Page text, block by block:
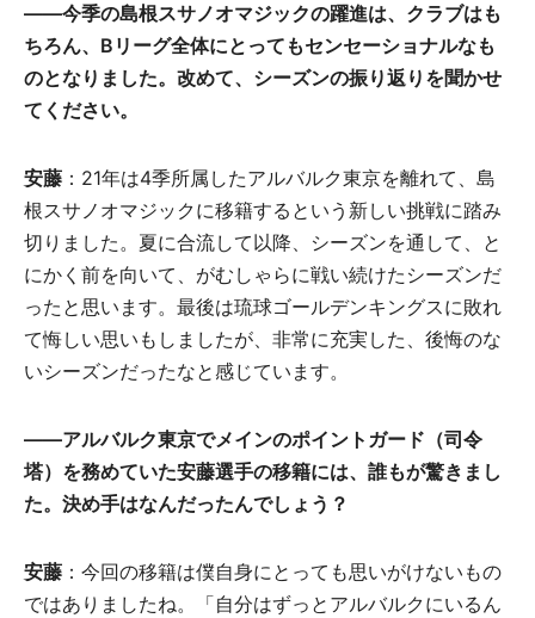
――今季の島根スサノオマジックの躍進は、クラブはも
ちろん、Bリーグ全体にとってもセンセーショナルなも
のとなりました。改めて、シーズンの振り返りを聞かせ
てください。
安藤 ：21年は4季所属したアルバルク東京を離れて、島
根スサノオマジックに移籍するという新しい挑戦に踏み
切りました。夏に合流して以降、シーズンを通して、と
にかく前を向いて、がむしゃらに戦い続けたシーズンだ
ったと思います。最後は琉球ゴールデンキングスに敗れ
て悔しい思いもしましたが、非常に充実した、後悔のな
いシーズンだったなと感じています。
――アルバルク東京でメインのポイントガード（司令
塔）を務めていた安藤選手の移籍には、誰もが驚きまし
た。決め手はなんだったんでしょう？
安藤 ：今回の移籍は僕自身にとっても思いがけないもの
ではありましたね。「自分はずっとアルバルクにいるん